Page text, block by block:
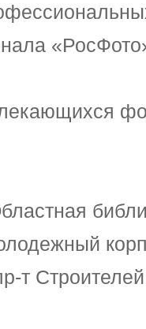
т